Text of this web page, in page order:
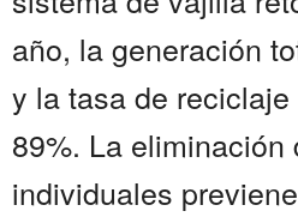
año, la generación
y la tasa de
89%. La eliminación
individuales